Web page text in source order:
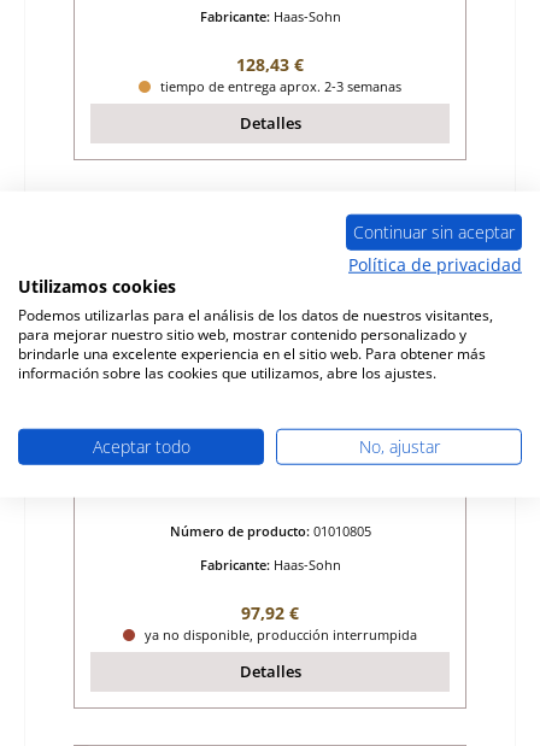
Fabricante: Haas-Sohn
Precio normal:
128,43 €
tiempo de entrega aprox. 2-3 semanas
Detalles
Haas-Sohn Kerpen 232.17 rejilla de ceniza
Número de producto: 01010805
Fabricante: Haas-Sohn
Precio normal:
97,92 €
ya no disponible, producción interrumpida
Detalles
Continuar sin aceptar
Política de privacidad
Utilizamos cookies
Podemos utilizarlas para el análisis de los datos de nuestros visitantes,
para mejorar nuestro sitio web, mostrar contenido personalizado y
brindarle una excelente experiencia en el sitio web. Para obtener más
información sobre las cookies que utilizamos, abre los ajustes.
Aceptar todo No, ajustar